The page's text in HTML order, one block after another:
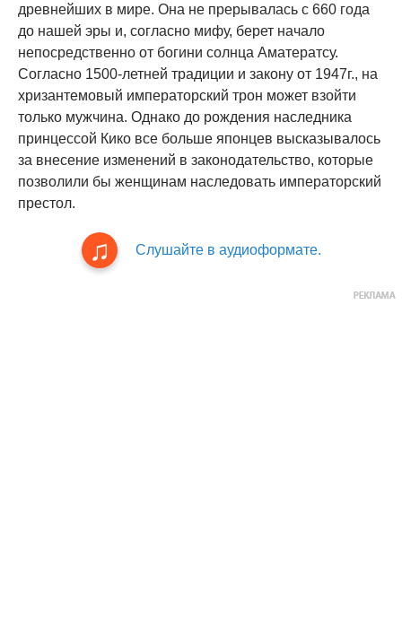
древнейших в мире. Она не прерывалась с 660 года
до нашей эры и, согласно мифу, берет начало
непосредственно от богини солнца Аматератсу.
Согласно 1500-летней традиции и закону от 1947г., на
хризантемовый императорский трон может взойти
только мужчина. Однако до рождения наследника
принцессой Кико все больше японцев высказывалось
за внесение изменений в законодательство, которые
позволили бы женщинам наследовать императорский
престол.
Слушайте в аудиоформате.